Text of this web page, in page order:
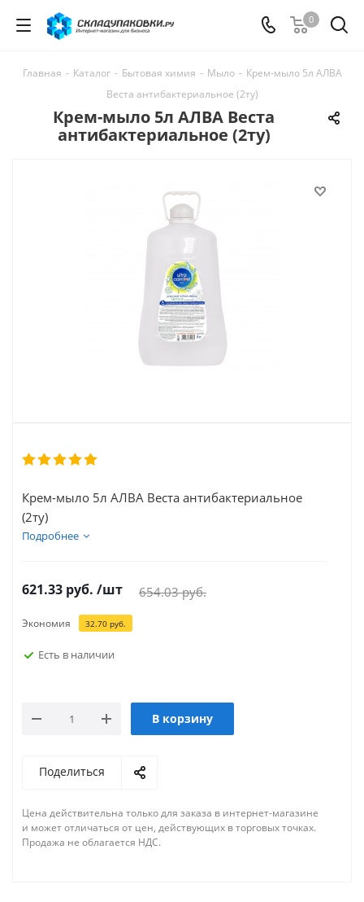
0
Главная - Каталог - Бытовая химия - Мыло - Крем-мыло 5л АЛВА
Веста антибактериальное (2ту)
Крем-мыло 5л АЛВА Веста
антибактериальное (2ту)
Крем-мыло 5л АЛВА Веста антибактериальное
(2ту)
Подробнее
621.33 руб. /шт 654.03руб.
Экономия 32.70 руб.
Есть в наличии
В корзину
Поделиться
Цена действительна только для заказа в интернет-магазине
и может отличаться от цен, действующих в торговых точках.
Продажа не облагается НДС.